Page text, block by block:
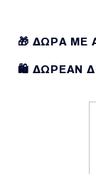
🎁 ΔΩΡΑ ΜΕ
🛍️ ΔΩΡΕΑΝ